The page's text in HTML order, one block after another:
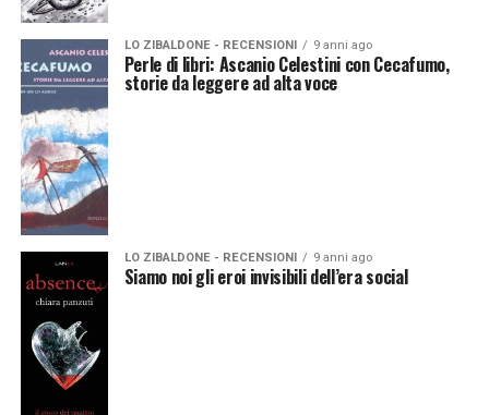
LO ZIBALDONE - RECENSIONI 9 anni ago
Perle di libri: Ascanio Celestini con Cecafumo,
storie da leggere ad alta voce
LO ZIBALDONE - RECENSIONI 9 anni ago
Siamo noi gli eroi invisibili dell’era social